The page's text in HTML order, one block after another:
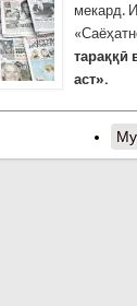
мекард.
тараққӣ
аст».